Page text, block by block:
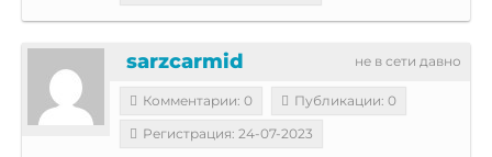
не в сети давно
sarzcarmid
Комментарии: 0
Публикации: 0
Регистрация: 24-07-2023